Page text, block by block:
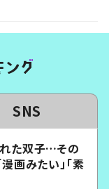
SNS
た双子…その
画みたい」「素